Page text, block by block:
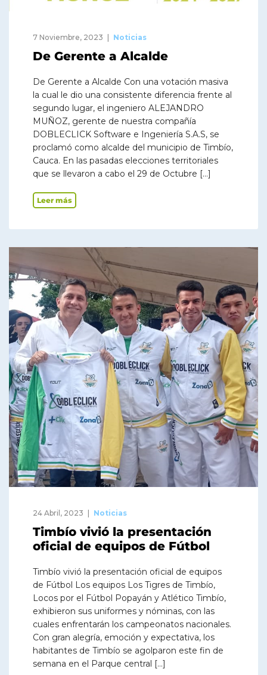
7 Noviembre, 2023 Noticias
De Gerente a Alcalde
De Gerente a Alcalde Con una votación masiva
la cual le dio una consistente diferencia frente al
segundo lugar, el ingeniero ALEJANDRO
MUÑOZ, gerente de nuestra compañía
DOBLECLICK Software e Ingeniería S.A.S, se
proclamó como alcalde del municipio de Timbío,
Cauca. En las pasadas elecciones territoriales
que se llevaron a cabo el 29 de Octubre […]
Leer más
24 Abril, 2023 Noticias
Timbío vivió la presentación
oficial de equipos de Fútbol
Timbío vivió la presentación oficial de equipos
de Fútbol Los equipos Los Tigres de Timbío,
Locos por el Fútbol Popayán y Atlético Timbío,
exhibieron sus uniformes y nóminas, con las
cuales enfrentarán los campeonatos nacionales.
Con gran alegría, emoción y expectativa, los
habitantes de Timbío se agolparon este fin de
semana en el Parque central […]